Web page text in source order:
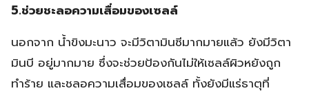
5.ช่วยชะลอความเสื่อมของเซลล์
นอกจาก น้ำขิงมะนาว จะมีวิตามินซีมากมายแล้ว ยังมีวิตา
มินบี อยู่มากมาย ซึ่งจะช่วยป้องกันไม่ให้เซลล์ผิวหยังถูก
ทำร้าย และชลอความเสื่อมของเซลล์ ทั้งยังมีแร่ธาตุที่